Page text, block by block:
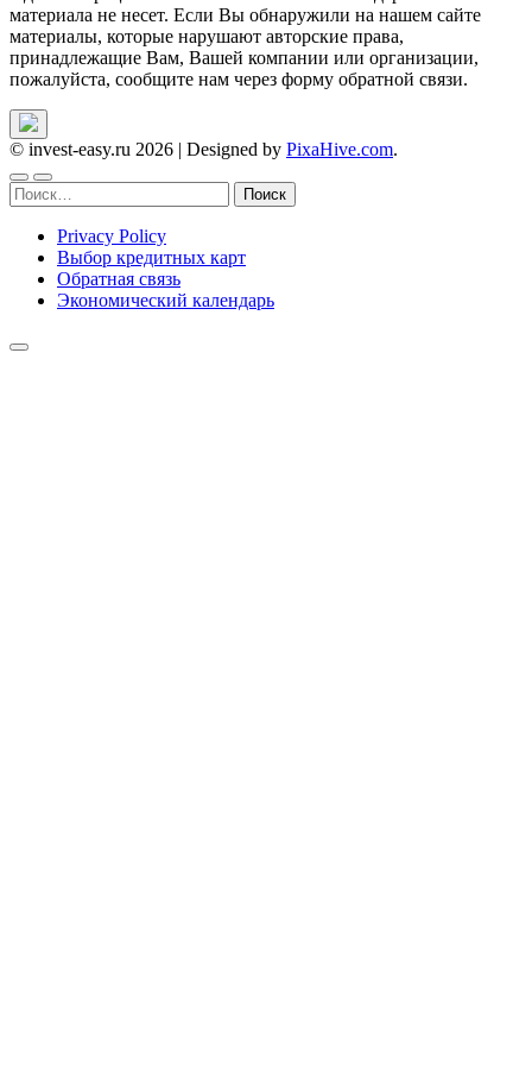
материала не несет. Если Вы обнаружили на нашем сайте
материалы, которые нарушают авторские права,
принадлежащие Вам, Вашей компании или организации,
пожалуйста, сообщите нам через форму обратной связи.
© invest-easy.ru 2026 | Designed by PixaHive.com.
Найти:
Privacy Policy
Выбор кредитных карт
Обратная связь
Экономический календарь